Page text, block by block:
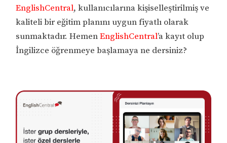
EnglishCentral, kullanıcılarına kişiselleştirilmiş ve
kaliteli bir eğitim planını uygun fiyatlı olarak
sunmaktadır. HemenEnglishCentral’a kayıt olup
İngilizce öğrenmeye başlamaya ne dersiniz?